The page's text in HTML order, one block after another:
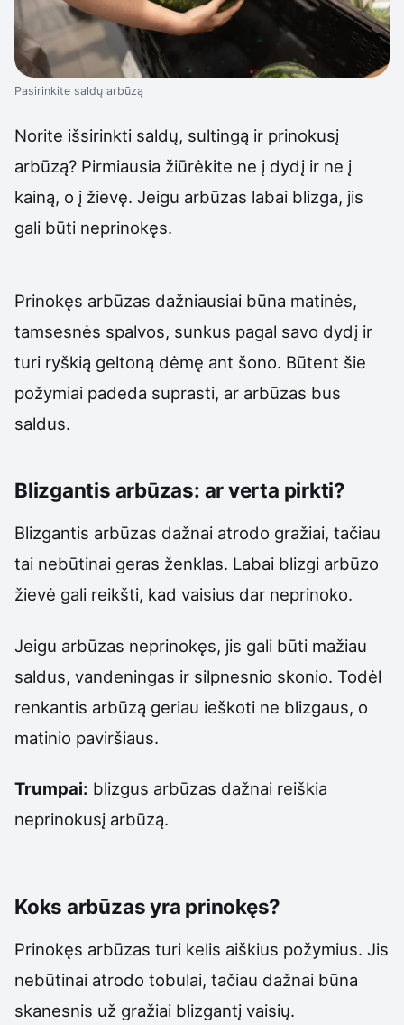
Pasirinkite saldų arbūzą
Norite išsirinkti saldų, sultingą ir prinokusį
arbūzą? Pirmiausia žiūrėkite ne į dydį ir ne į
kainą, o į žievę. Jeigu arbūzas labai blizga, jis
gali būti neprinokęs.
Prinokęs arbūzas dažniausiai būna matinės,
tamsesnės spalvos, sunkus pagal savo dydį ir
turi ryškią geltoną dėmę ant šono. Būtent šie
požymiai padeda suprasti, ar arbūzas bus
saldus.
Blizgantis arbūzas: ar verta pirkti?
Blizgantis arbūzas dažnai atrodo gražiai, tačiau
tai nebūtinai geras ženklas. Labai blizgi arbūzo
žievė gali reikšti, kad vaisius dar neprinoko.
Jeigu arbūzas neprinokęs, jis gali būti mažiau
saldus, vandeningas ir silpnesnio skonio. Todėl
renkantis arbūzą geriau ieškoti ne blizgaus, o
matinio paviršiaus.
Trumpai: blizgus arbūzas dažnai reiškia
neprinokusį arbūzą.
Koks arbūzas yra prinokęs?
Prinokęs arbūzas turi kelis aiškius požymius. Jis
nebūtinai atrodo tobulai, tačiau dažnai būna
skanesnis už gražiai blizgantį vaisių.